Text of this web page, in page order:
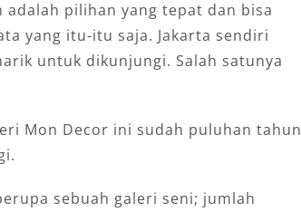
pilihan yang tepat dan bisa
yang itu-itu saja. Jakarta sendiri
untuk dikunjungi. Salah satunya
Mon Decor ini sudah puluhan tahun
sebuah galeri seni; jumlah